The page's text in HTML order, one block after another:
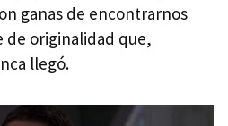
ganas de encontrarnos
de originalidad que,
llegó.